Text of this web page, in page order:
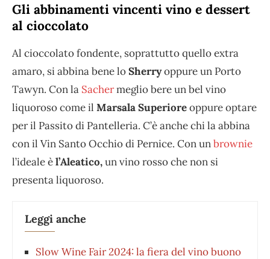
Gli abbinamenti vincenti vino e dessert
al cioccolato
Al cioccolato fondente, soprattutto quello extra
amaro, si abbina bene loSherryoppure un Porto
Tawyn. Con la Sachermeglio bere un bel vino
liquoroso come il Marsala Superioreoppure optare
per il Passito di Pantelleria. C’è anche chi la abbina
con il Vin Santo Occhio di Pernice. Con unbrownie
l’ideale èl’Aleatico,un vino rosso che non si
presenta liquoroso.
Leggi anche
Slow Wine Fair 2024: la fiera del vino buono